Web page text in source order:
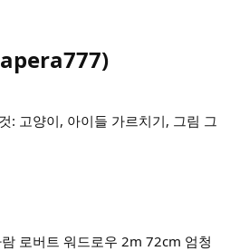
)
: 고양이, 아이들 가르치기, 그림 그
로버트 워드로우 2m 72cm 엄청